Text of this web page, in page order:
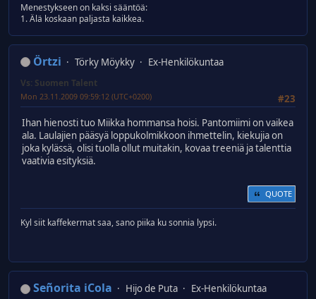
Menestykseen on kaksi sääntöä:
1. Älä koskaan paljasta kaikkea.
Örtzi Törky Möykky Ex-Henkilökuntaa
Vs: Suomen Talent
#23
Mon 23.11.2009 09:59:12 (UTC+0200)
Ihan hienosti tuo Miikka hommansa hoisi. Pantomiimi on vaikea
ala. Laulajien pääsyä loppukolmikkoon ihmettelin, kiekujia on
joka kylässä, olisi tuolla ollut muitakin, kovaa treeniä ja talenttia
vaativia esityksiä.
QUOTE
Kyl siit kaffekermat saa, sano piika ku sonnia lypsi.
Señorita iCola Hijo de Puta Ex-Henkilökuntaa